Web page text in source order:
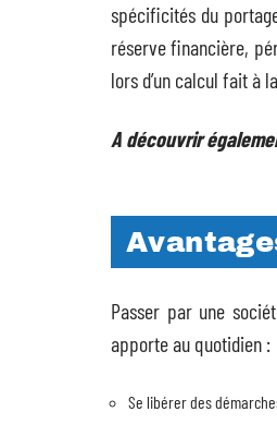
spécificités du
réserve financière,
lors d’un calcul fait à
A découvrir
Passer par une
apporte au quotidien :
Se libérer des